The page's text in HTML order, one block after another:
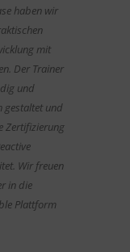
haben wir
mit
Der Trainer
und
gestaltet und
Zertifizierung
Wir freuen
in die
Plattform